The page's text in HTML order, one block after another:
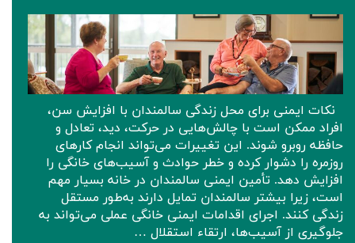
نکات ایمنی برای محل زندگی سالمندان با افزایش سن،
افراد ممکن است با چالش‌هایی در حرکت، دید، تعادل و
حافظه روبرو شوند. این تغییرات می‌تواند انجام کارهای
روزمره را دشوار کرده و خطر حوادث و آسیب‌های خانگی را
افزایش دهد. تأمین ایمنی سالمندان در خانه بسیار مهم
است، زیرا بیشتر سالمندان تمایل دارند به‌طور مستقل
زندگی کنند. اجرای اقدامات ایمنی خانگی عملی می‌تواند به
جلوگیری از آسیب‌ها، ارتقاء استقلال …